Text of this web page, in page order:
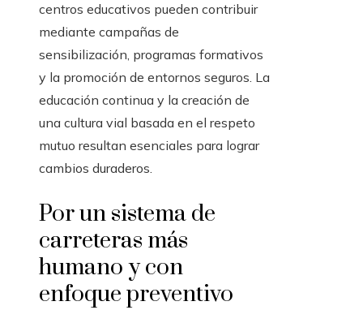
centros educativos pueden contribuir
mediante campañas de
sensibilización, programas formativos
y la promoción de entornos seguros. La
educación continua y la creación de
una cultura vial basada en el respeto
mutuo resultan esenciales para lograr
cambios duraderos.
Por un sistema de
carreteras más
humano y con
enfoque preventivo